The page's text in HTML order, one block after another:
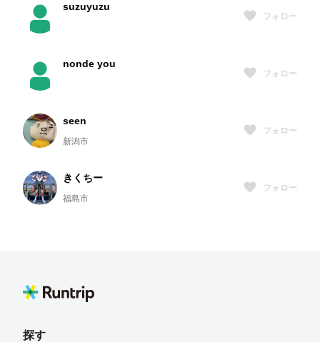
suzuyuzu
フォロー
nonde you
フォロー
seen
新潟市
フォロー
きくちー
福島市
フォロー
田野 正志
探す